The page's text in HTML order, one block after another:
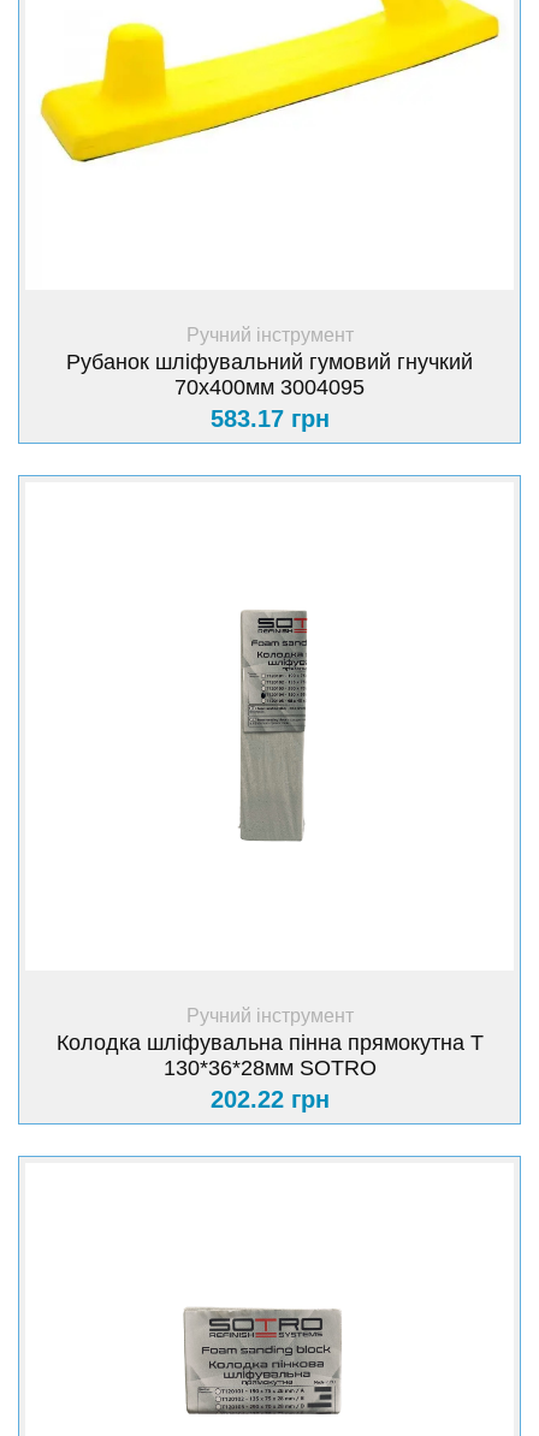
+ Купити
Ручний інструмент
Рубанок шліфувальний гумовий гнучкий
70х400мм 3004095
583.17 грн
+ Купити
Ручний інструмент
Колодка шліфувальна пінна прямокутна Т
130*36*28мм SOTRO
202.22 грн